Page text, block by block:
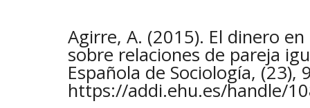
Agirre, A. (2015). El dinero
sobre relaciones de pareja
Española de Sociología, (23),
https://addi.ehu.es/handle/